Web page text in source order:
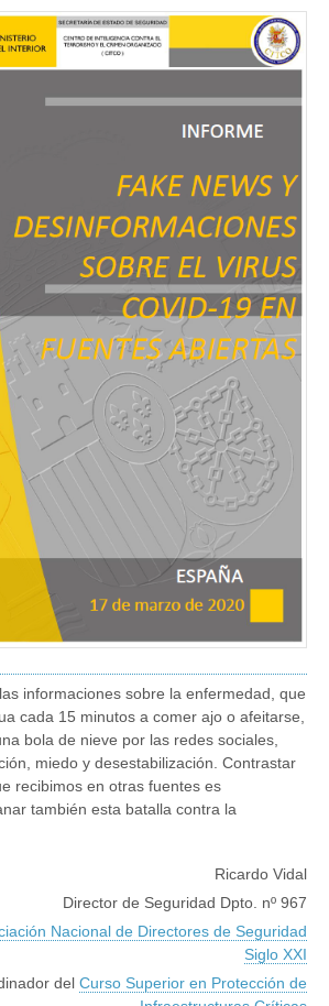
informaciones sobre la enfermedad, que
cada 15 minutos a comer ajo o afeitarse,
bola de nieve por las redes sociales,
miedo y desestabilización. Contrastar
recibimos en otras fuentes es
también esta batalla contra la
Ricardo Vidal
Director de Seguridad Dpto. nº 967
Nacional de Directores de Seguridad
Siglo XXI
del Curso Superior en Protección de